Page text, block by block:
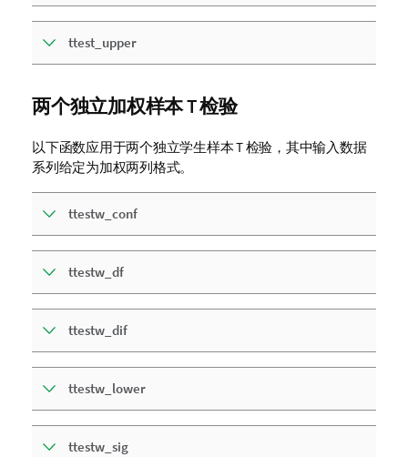
ttest_upper
两个独立加权样本 T 检验
以下函数应用于两个独立学生样本 T 检验，其中输入数据
系列给定为加权两列格式。
ttestw_conf
ttestw_df
ttestw_dif
ttestw_lower
ttestw_sig